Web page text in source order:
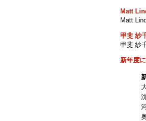
Matt
Matt
甲斐 紗
甲斐 紗
新年度